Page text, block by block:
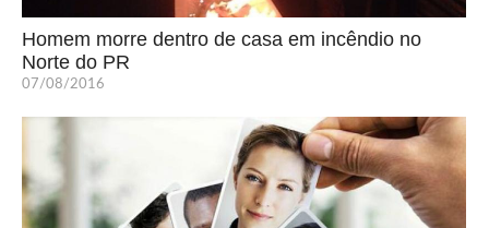
Homem morre dentro de casa em incêndio no
Norte do PR
07/08/2016